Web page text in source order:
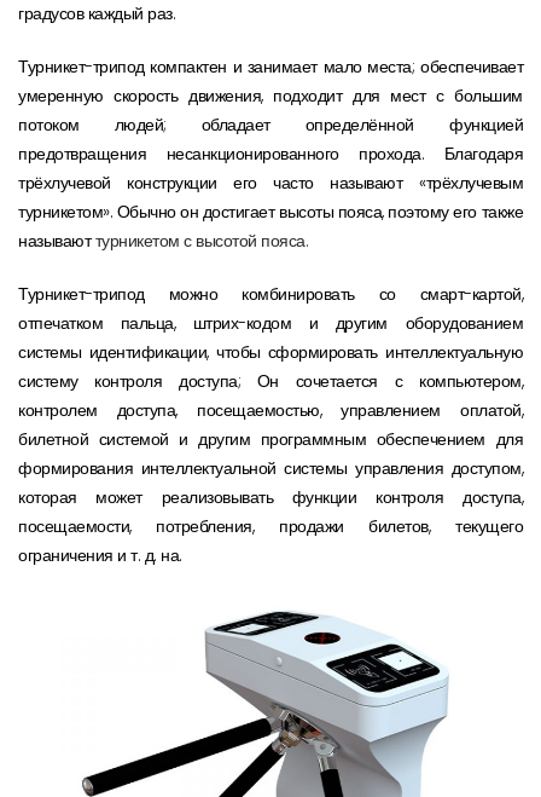
градусов каждый раз.
Турникет-трипод компактен и занимает мало места; обеспечивает
умеренную скорость движения, подходит для мест с большим
потоком людей; обладает определённой функцией
предотвращения несанкционированного прохода. Благодаря
трёхлучевой конструкции его часто называют «трёхлучевым
турникетом». Обычно он достигает высоты пояса, поэтому его также
называюттурникетом с высотой пояса.
Турникет-трипод можно комбинировать со смарт-картой,
отпечатком пальца, штрих-кодом и другим оборудованием
системы идентификации, чтобы сформировать интеллектуальную
систему контроля доступа; Он сочетается с компьютером,
контролем доступа, посещаемостью, управлением оплатой,
билетной системой и другим программным обеспечением для
формирования интеллектуальной системы управления доступом,
которая может реализовывать функции контроля доступа,
посещаемости, потребления, продажи билетов, текущего
ограничения и т. д. на.